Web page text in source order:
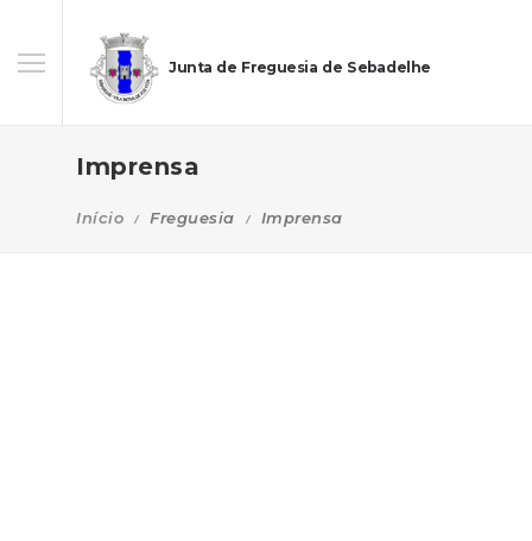
Junta de Freguesia de Sebadelhe
Imprensa
Início Freguesia Imprensa